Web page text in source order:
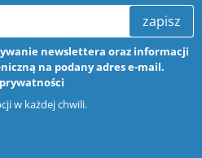
zapisz
newslettera oraz informacji
na podany adres e-mail.
w każdej chwili.